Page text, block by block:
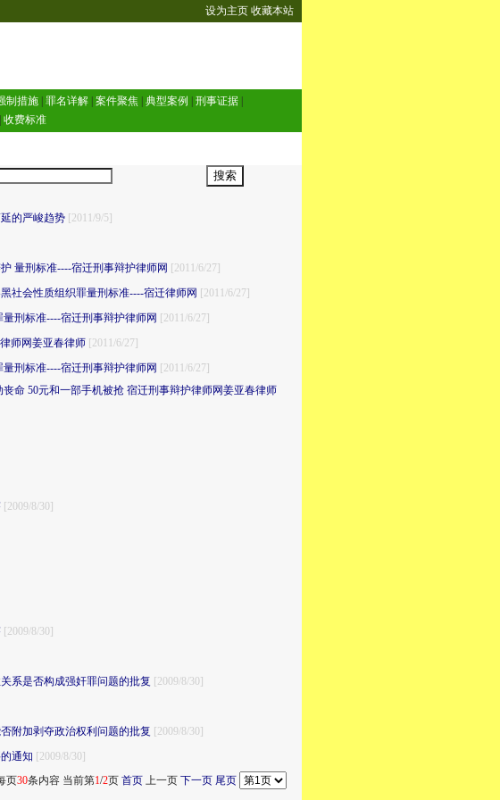
设为主页 收藏本站
制措施 罪名详解 案件聚焦 典型案例 刑事证据
收费标准
的严峻趋势 [2011/9/5]
量刑标准----宿迁刑事辩护律师网 [2011/6/27]
社会性质组织罪量刑标准----宿迁律师网 [2011/6/27]
刑标准----宿迁刑事辩护律师网 [2011/6/27]
师网姜亚春律师 [2011/6/27]
刑标准----宿迁刑事辩护律师网 [2011/6/27]
命 50元和一部手机被抢 宿迁刑事辩护律师网姜亚春律师
[2009/8/30]
[2009/8/30]
系是否构成强奸罪问题的批复 [2009/8/30]
附加剥夺政治权利问题的批复 [2009/8/30]
通知 [2009/8/30]
页30条内容 当前第1/2页 首页上一页 下一页 尾页